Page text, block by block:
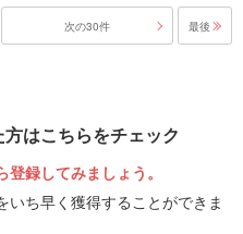
次の30件 最後
はこちらをチェック
録してみましょう。
ち早く獲得することができま